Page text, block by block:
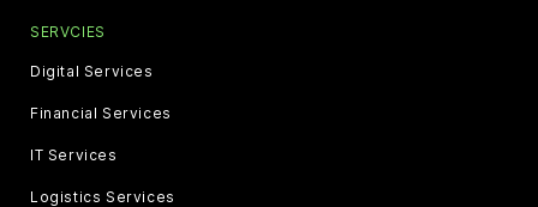
SERVCIES
Digital Services
Financial Services
IT Services
Logistics Services